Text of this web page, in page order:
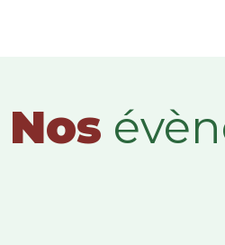
Nos